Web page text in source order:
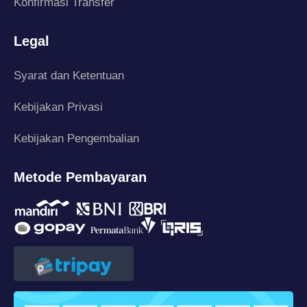
Konfirmasi Transfer
Legal
Syarat dan Ketentuan
Kebijakan Privasi
Kebijakan Pengembalian
Metode Pembayaran